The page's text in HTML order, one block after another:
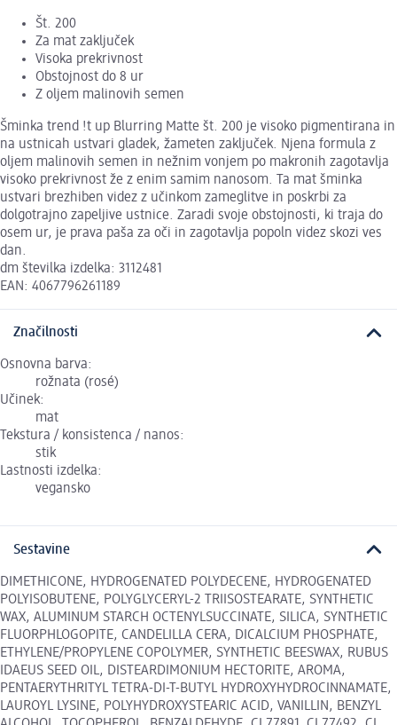
Št. 200
Za mat zaključek
Visoka prekrivnost
Obstojnost do 8 ur
Z oljem malinovih semen
Šminka trend !t up Blurring Matte št. 200 je visoko pigmentirana in
na ustnicah ustvari gladek, žameten zaključek. Njena formula z
oljem malinovih semen in nežnim vonjem po makronih zagotavlja
visoko prekrivnost že z enim samim nanosom. Ta mat šminka
ustvari brezhiben videz z učinkom zameglitve in poskrbi za
dolgotrajno zapeljive ustnice. Zaradi svoje obstojnosti, ki traja do
osem ur, je prava paša za oči in zagotavlja popoln videz skozi ves
dan.
dm številka izdelka: 3112481
EAN: 4067796261189
Značilnosti
Osnovna barva:
rožnata (rosé)
Učinek:
mat
Tekstura / konsistenca / nanos:
stik
Lastnosti izdelka:
vegansko
Sestavine
DIMETHICONE, HYDROGENATED POLYDECENE, HYDROGENATED
POLYISOBUTENE, POLYGLYCERYL-2 TRIISOSTEARATE, SYNTHETIC
WAX, ALUMINUM STARCH OCTENYLSUCCINATE, SILICA, SYNTHETIC
FLUORPHLOGOPITE, CANDELILLA CERA, DICALCIUM PHOSPHATE,
ETHYLENE/PROPYLENE COPOLYMER, SYNTHETIC BEESWAX, RUBUS
IDAEUS SEED OIL, DISTEARDIMONIUM HECTORITE, AROMA,
PENTAERYTHRITYL TETRA-DI-T-BUTYL HYDROXYHYDROCINNAMATE,
LAUROYL LYSINE, POLYHYDROXYSTEARIC ACID, VANILLIN, BENZYL